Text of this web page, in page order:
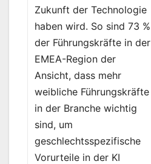
Zukunft der Technologie
haben wird. So sind 73 %
der Führungskräfte in der
EMEA-Region der
Ansicht, dass mehr
weibliche Führungskräfte
in der Branche wichtig
sind, um
geschlechtsspezifische
Vorurteile in der KI